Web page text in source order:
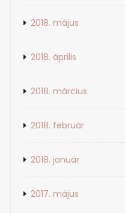
2018. május
2018. április
2018. március
2018. február
2018. január
2017. május